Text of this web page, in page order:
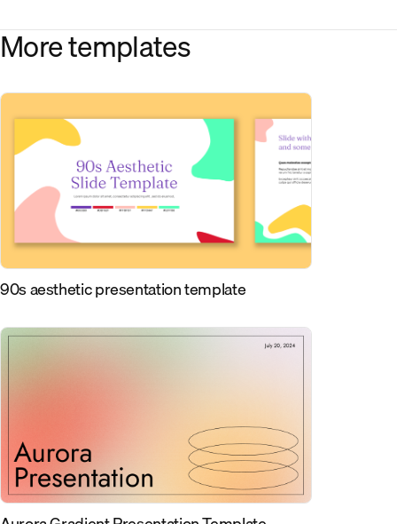
More templates
90s aesthetic presentation template